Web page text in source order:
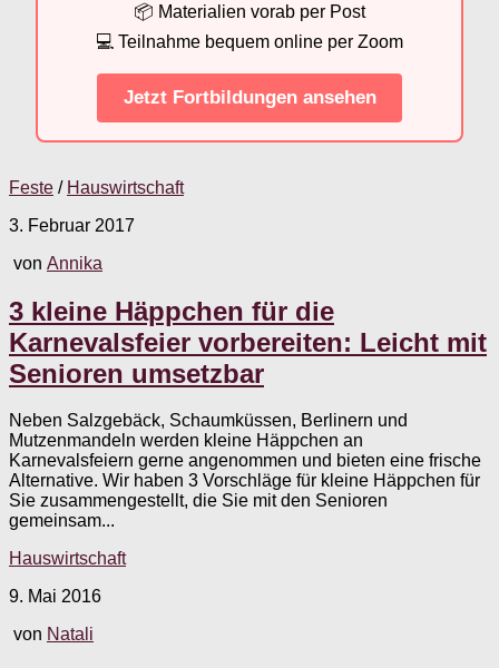
📦 Materialien vorab per Post
💻 Teilnahme bequem online per Zoom
Jetzt Fortbildungen ansehen
Feste / Hauswirtschaft
3. Februar 2017
von Annika
3 kleine Häppchen für die
Karnevalsfeier vorbereiten: Leicht mit
Senioren umsetzbar
Neben Salzgebäck, Schaumküssen, Berlinern und
Mutzenmandeln werden kleine Häppchen an
Karnevalsfeiern gerne angenommen und bieten eine frische
Alternative. Wir haben 3 Vorschläge für kleine Häppchen für
Sie zusammengestellt, die Sie mit den Senioren
gemeinsam...
Hauswirtschaft
9. Mai 2016
von Natali